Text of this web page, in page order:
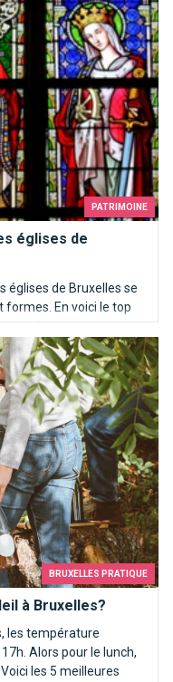
PATRIMOINE
églises de
églises de Bruxelles se
formes. En voici le top
de BrusselsLife.be
BRUXELLES PRATIQUE
à Bruxelles?
les température
Alors pour le lunch,
les 5 meilleures